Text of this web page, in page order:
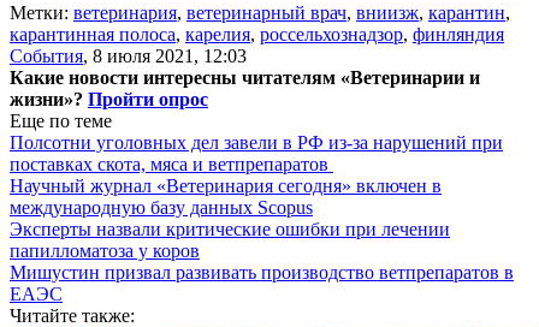
Метки: ветеринария, ветеринарный врач, вниизж, карантин,
карантинная полоса, карелия, россельхознадзор, финляндия
События, 8 июля 2021, 12:03
Какие новости интересны читателям «Ветеринарии и
жизни»? Пройти опрос
Еще по теме
Полсотни уголовных дел завели в РФ из-за нарушений при
поставках скота, мяса и ветпрепаратов
Научный журнал «Ветеринария сегодня» включен в
международную базу данных Scopus
Эксперты назвали критические ошибки при лечении
папилломатоза у коров
Мишустин призвал развивать производство ветпрепаратов в
ЕАЭС
Читайте также: